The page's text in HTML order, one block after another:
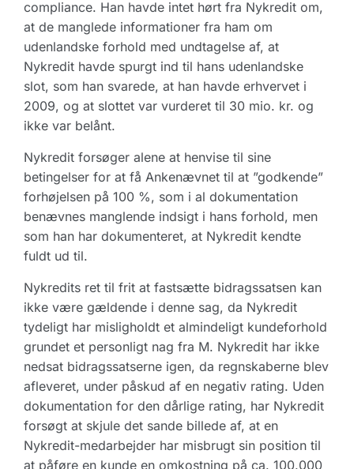
compliance. Han havde intet hørt fra Nykredit om,
at de manglede informationer fra ham om
udenlandske forhold med undtagelse af, at
Nykredit havde spurgt ind til hans udenlandske
slot, som han svarede, at han havde erhvervet i
2009, og at slottet var vurderet til 30 mio. kr. og
ikke var belånt.
Nykredit forsøger alene at henvise til sine
betingelser for at få Ankenævnet til at ”godkende”
forhøjelsen på 100 %, som i al dokumentation
benævnes manglende indsigt i hans forhold, men
som han har dokumenteret, at Nykredit kendte
fuldt ud til.
Nykredits ret til frit at fastsætte bidragssatsen kan
ikke være gældende i denne sag, da Nykredit
tydeligt har misligholdt et almindeligt kundeforhold
grundet et personligt nag fra M. Nykredit har ikke
nedsat bidragssatserne igen, da regnskaberne blev
afleveret, under påskud af en negativ rating. Uden
dokumentation for den dårlige rating, har Nykredit
forsøgt at skjule det sande billede af, at en
Nykredit-medarbejder har misbrugt sin position til
at påføre en kunde en omkostning på ca. 100.000